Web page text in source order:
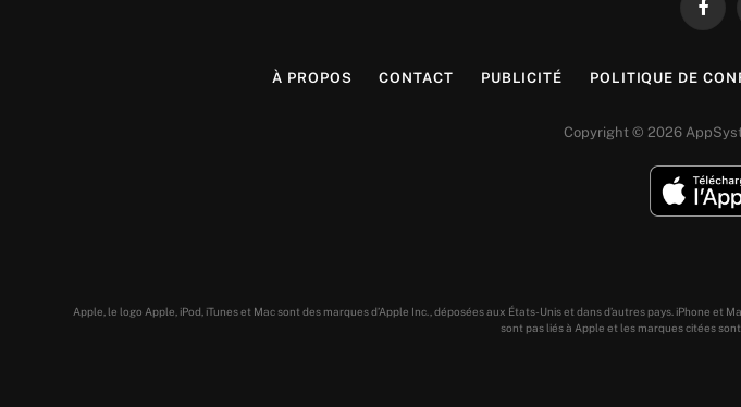
À PROPOS CONTACT PUBLICITÉ POLITIQUE DE
Copyright © 2026
Apple, le logo Apple, iPod, iTunes et Mac sont des marques d’Apple Inc., déposées aux États-Unis et dans d’autres pays. iPhone
sont pas liés à Apple et les marques citées